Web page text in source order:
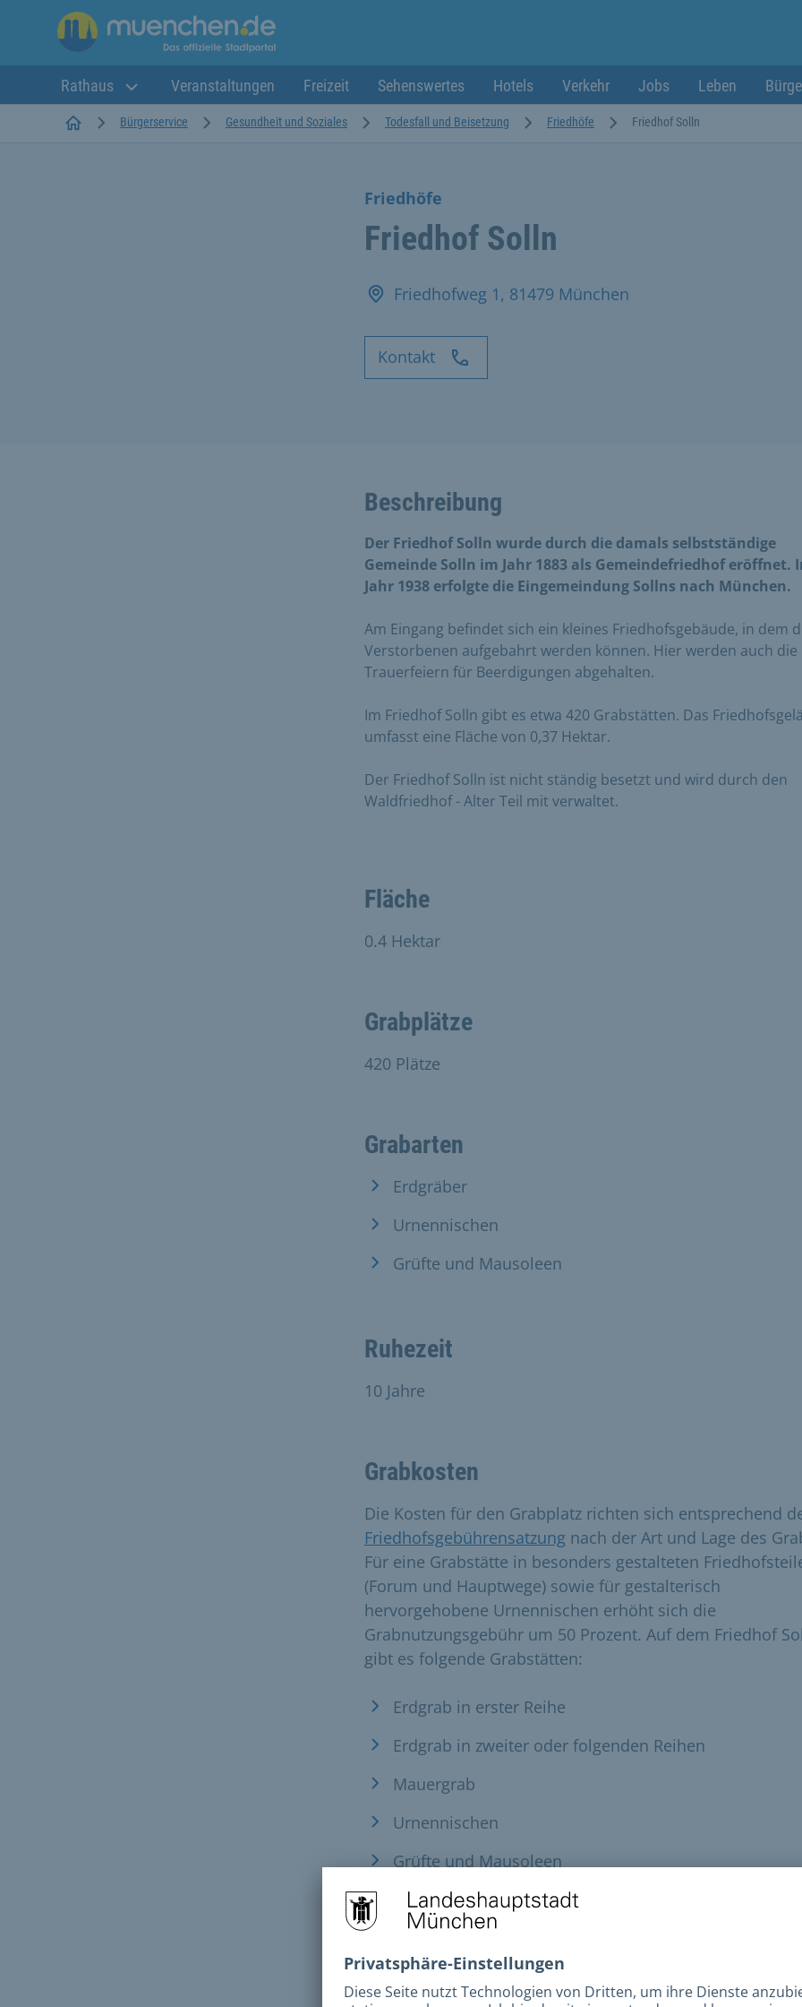
Rathaus Veranstaltungen Freizeit Sehenswertes Hotels Verkehr Jobs Leben
StartseiteBürgerservice Gesundheit und Soziales Todesfall und Beisetzung Friedhöfe Friedhof Solln
Friedhöfe
Friedhof Solln
Friedhofweg 1, 81479 München
Kontakt
Beschreibung
Der Friedhof Solln wurde durch die damals selbstständige
Gemeinde Solln im Jahr 1883 als Gemeindefriedhof eröffnet.
Jahr 1938 erfolgte die Eingemeindung Sollns nach München.
Am Eingang befindet sich ein kleines Friedhofsgebäude, in dem
Verstorbenen aufgebahrt werden können. Hier werden auch die
Trauerfeiern für Beerdigungen abgehalten.
Im Friedhof Solln gibt es etwa 420 Grabstätten. Das
umfasst eine Fläche von 0,37 Hektar.
Der Friedhof Solln ist nicht ständig besetzt und wird durch den
Waldfriedhof - Alter Teil mit verwaltet.
Fläche
0.4 Hektar
Grabplätze
420 Plätze
Grabarten
Erdgräber
Urnennischen
Grüfte und Mausoleen
Ruhezeit
10 Jahre
Grabkosten
Die Kosten für den Grabplatz richten sich entsprechend
Friedhofsgebührensatzung nach der Art und Lage des
Für eine Grabstätte in besonders gestalteten
(Forum und Hauptwege) sowie für gestalterisch
hervorgehobene Urnennischen erhöht sich die
Grabnutzungsgebühr um 50 Prozent. Auf dem Friedhof
gibt es folgende Grabstätten:
Erdgrab in erster Reihe
Erdgrab in zweiter oder folgenden Reihen
Mauergrab
Urnennischen
Grüfte und Mausoleen
Fahrservice für Senior*innen